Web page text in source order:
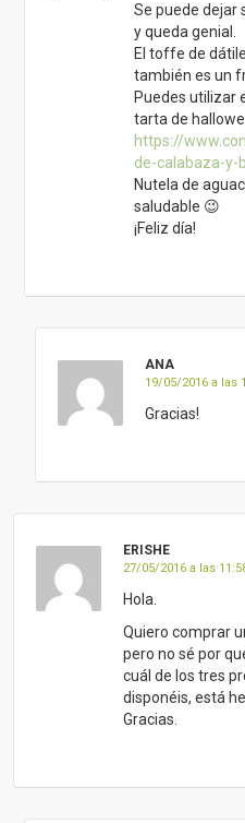
Se puede dejar
y queda genial.
El toffe de
también es un
Puedes utilizar
tarta de
https://
de-calabaza-y-
Nutela de
saludable 😉
¡Feliz día!
ANA
19/05/2016 a las
Gracias!
ERISHE
27/05/2016 a las
Hola.
Quiero comprar
pero no sé por
cuál de los tres
disponéis, está
Gracias.